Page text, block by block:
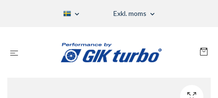
Exkl. moms